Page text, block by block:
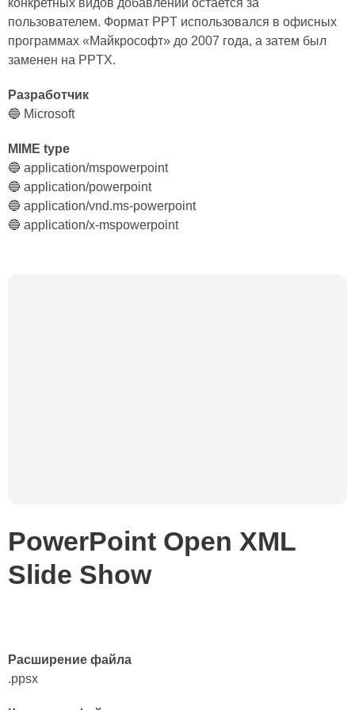
конкретных видов добавлений остается за
пользователем. Формат PPT использовался в офисных
программах «Майкрософт» до 2007 года, а затем был
заменен на PPTX.
Разработчик
🔵 Microsoft
MIME type
🔵 application/mspowerpoint
🔵 application/powerpoint
🔵 application/vnd.ms-powerpoint
🔵 application/x-mspowerpoint
PowerPoint Open XML
Slide Show
Расширение файла
.ppsx